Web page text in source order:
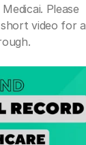
Please
video for a